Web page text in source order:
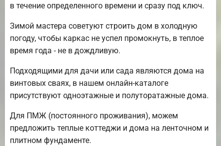
в течение определенного времени и сразу под ключ.
Зимой мастера советуют строить дом в холодную
погоду, чтобы каркас не успел промокнуть, в теплое
время года - не в дождливую.
Подходящими для дачи или сада являются дома на
винтовых сваях, в нашем онлайн-каталоге
присутствуют одноэтажные и полуторатажные дома.
Для ПМЖ (постоянного проживания), можем
предложить теплые коттеджи и дома на ленточном и
плитном фундаменте.